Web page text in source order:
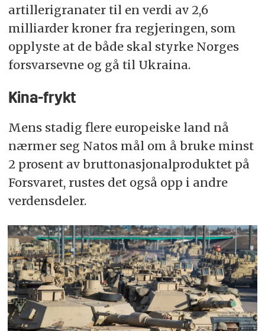
artillerigranater til en verdi av 2,6
milliarder kroner fra regjeringen, som
opplyste at de både skal styrke Norges
forsvarsevne og gå til Ukraina.
Kina-frykt
Mens stadig flere europeiske land nå
nærmer seg Natos mål om å bruke minst
2 prosent av bruttonasjonalproduktet på
Forsvaret, rustes det også opp i andre
verdensdeler.